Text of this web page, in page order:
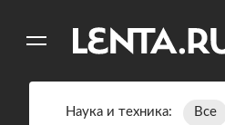
Наука и техника Все